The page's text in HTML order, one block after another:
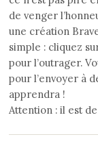
de venger
une création
simple : cliquez
pour l’outrager.
pour l’envoyer à
apprendra !
Attention : il est